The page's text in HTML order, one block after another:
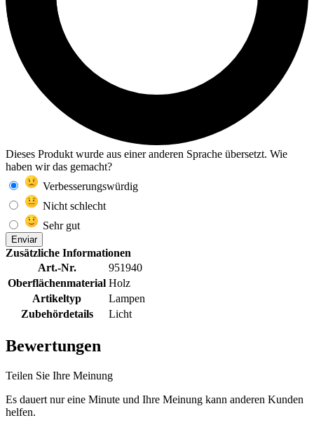
Dieses Produkt wurde aus einer anderen Sprache übersetzt. Wie
haben wir das gemacht?
Verbesserungswürdig
Nicht schlecht
Sehr gut
Enviar
Zusätzliche Informationen
Art.-Nr.
951940
Oberflächenmaterial Holz
Artikeltyp
Lampen
Zubehördetails
Licht
Bewertungen
Teilen Sie Ihre Meinung
Es dauert nur eine Minute und Ihre Meinung kann anderen Kunden
helfen.